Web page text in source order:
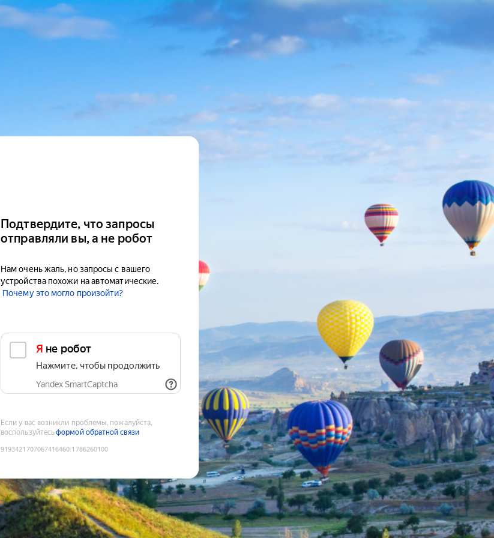
Подтвердите, что запросы
отправляли вы, а не робот
Нам очень жаль, но запросы с вашего
устройства похожи на автоматические.
Почему это могло произойти?
Я не робот
Нажмите, чтобы продолжить
Yandex SmartCaptcha
Если у вас возникли проблемы, пожалуйста,
воспользуйтесьформой обратной связи
9193421707067416460:1786260100